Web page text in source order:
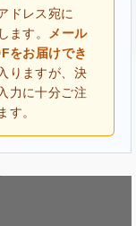
ドレス宛に
ます。
メール
をお届けでき
りますが、決
力に十分ご注
す。